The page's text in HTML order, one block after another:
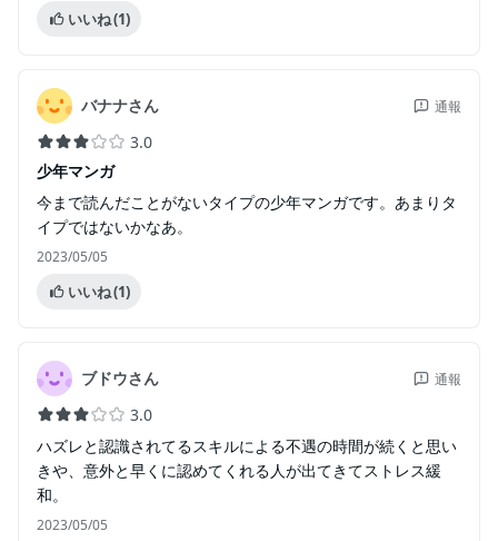
いいね(1)
バナナさん 通報
3.0
少年マンガ
今まで読んだことがないタイプの少年マンガです。あまりタ
イプではないかなあ。
2023/05/05
いいね(1)
ブドウさん 通報
3.0
ハズレと認識されてるスキルによる不遇の時間が続くと思い
きや、意外と早くに認めてくれる人が出てきてストレス緩
和。
2023/05/05